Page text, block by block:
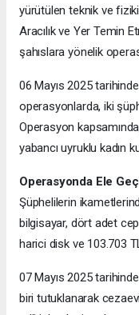
yürütülen teknik ve
Aracılık ve Yer Temin
şahıslara yönelik
06 Mayıs 2025
operasyonlarda, iki
Operasyon
yabancı uyruklu kadın
Operasyonda Ele
Şüphelilerin
bilgisayar, dört adet
harici disk ve 103.703
07 Mayıs 2025
biri tutuklanarak